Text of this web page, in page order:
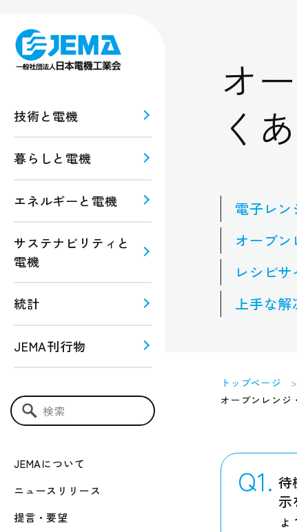
技術と電機
暮らしと電機
エネルギーと電機
サステナビリティと
電機
統計
JEMA刊行物
検索キーワード入力
JEMAについて
ニュースリリース
提言・要望
連
！
ギー
オ
く
電子レン
オーブ
レシピ
上手な解
トップページ
オーブンレンジ
Q1. 待
示